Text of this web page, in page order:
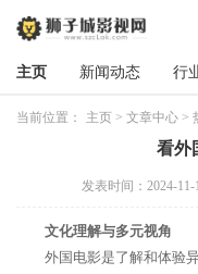
主页 新闻动态 行
当前位置： 主页 > 文章中心 >
看外
发表时间：2024-11-
文化理解与多元视角
外国电影是了解和体验